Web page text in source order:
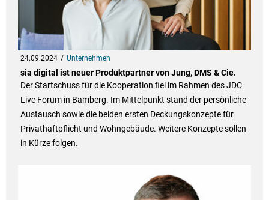
24.09.2024 Unternehmen
sia digital ist neuer Produktpartner von Jung, DMS & Cie.
Der Startschuss für die Kooperation fiel im Rahmen des JDC
Live Forum in Bamberg. Im Mittelpunkt stand der persönliche
Austausch sowie die beiden ersten Deckungskonzepte für
Privathaftpflicht und Wohngebäude. Weitere Konzepte sollen
in Kürze folgen.